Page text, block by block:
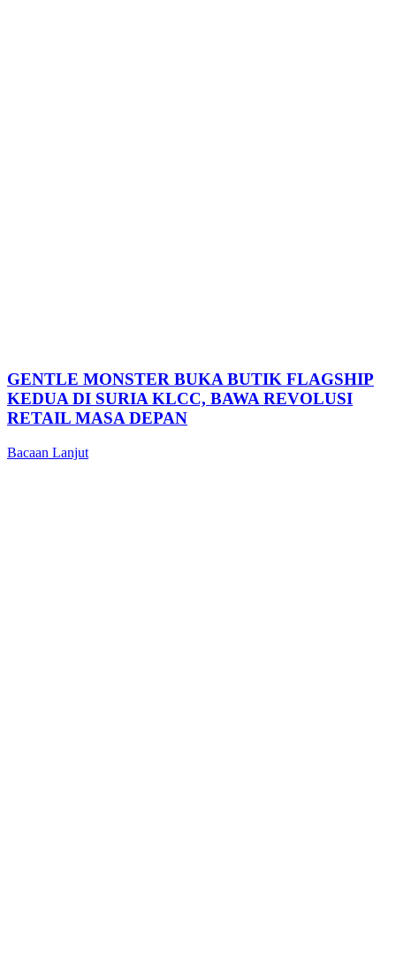
GENTLE MONSTER BUKA BUTIK FLAGSHIP
KEDUA DI SURIA KLCC, BAWA REVOLUSI
RETAIL MASA DEPAN
Bacaan Lanjut